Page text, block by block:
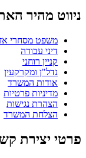
ניווט מהיר
משפט מסחרי
דיני עבודה
קניין רוחני
נדל"ן ומקרקעין
אודות המשרד
מדיניות פרטיות
הצהרת נגישות
הצלחת המשרד
פרטי יצירת